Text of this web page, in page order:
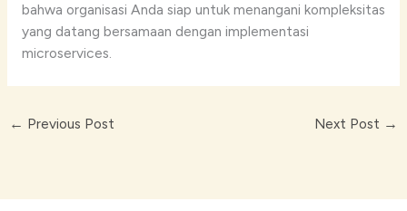
bahwa organisasi Anda siap untuk menangani kompleksitas
yang datang bersamaan dengan implementasi
microservices.
← Previous Post Next Post →